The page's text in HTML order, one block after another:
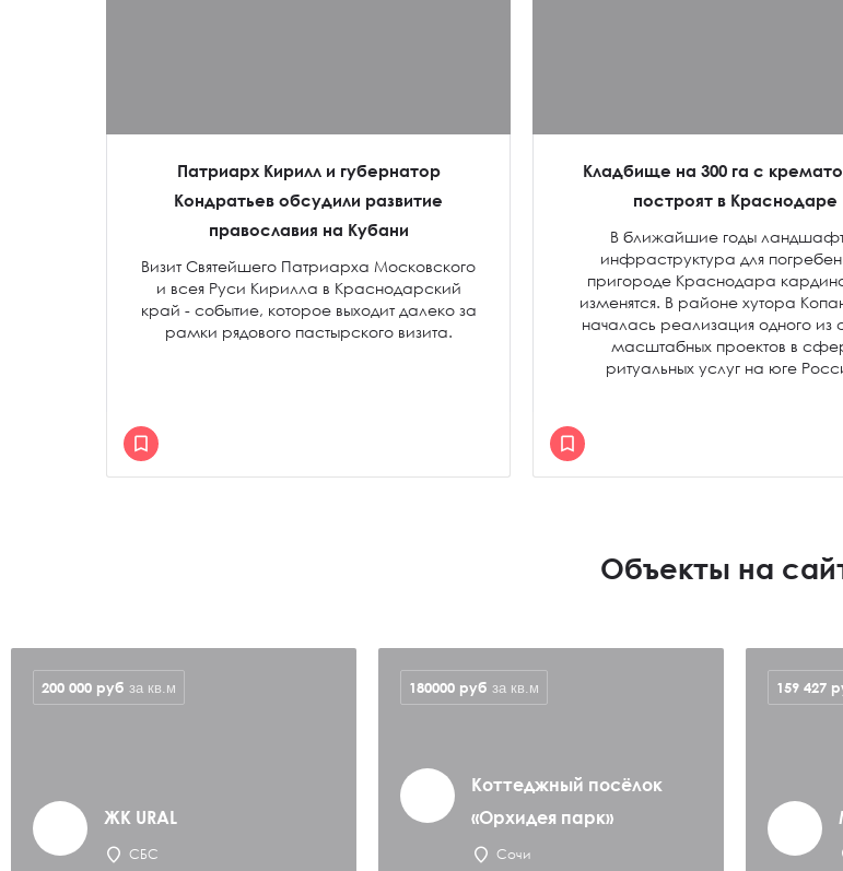
Патриарх Кирилл и губернатор
Кондратьев обсудили развитие
православия на Кубани
Визит Святейшего Патриарха Московского
и всея Руси Кирилла в Краснодарский
край - событие, которое выходит далеко за
рамки рядового пастырского визита.
Кладбище на 300 га с
построят в Краснодаре
В ближайшие годы
инфраструктура для
пригороде Краснодара
изменятся. В районе хутора
началась реализация одного из
масштабных проектов в
ритуальных услуг на юге
Объекты на
ЖК URAL
СБС
200 000 руб за кв.м
Коттеджный посёлок
«Орхидея парк»
Сочи
180000 руб за кв.м 159 427